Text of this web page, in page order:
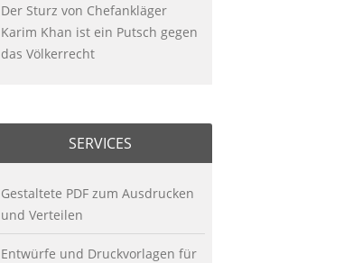
Der Sturz von Chefankläger
Karim Khan ist ein Putsch gegen
das Völkerrecht
SERVICES
Gestaltete PDF zum Ausdrucken
und Verteilen
Entwürfe und Druckvorlagen für